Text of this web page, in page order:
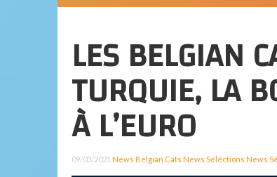
LES BELGIAN
TURQUIE, LA
À L’EURO
09/03/2021 News Belgian Cats News Séléctions News